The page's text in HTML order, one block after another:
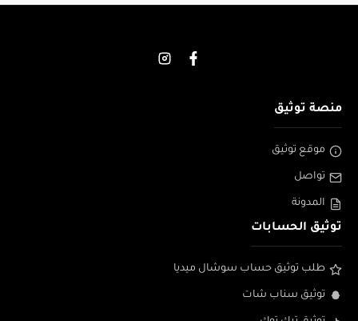
منصة توثيق
موقع توثيق
تواصل
المدونة
توثيق الحسابات
طلب توثيق حساب سوشال ميديا
توثيق سناب شات